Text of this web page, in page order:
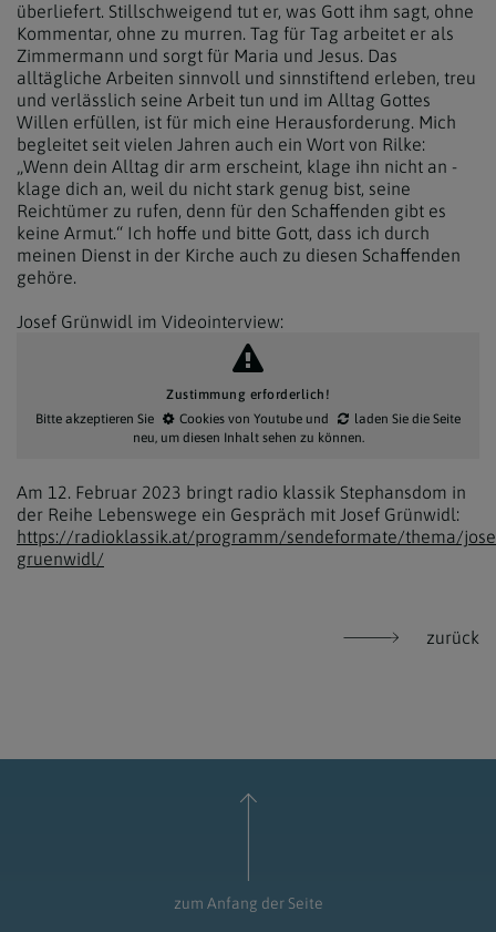
überliefert. Stillschweigend tut er, was Gott ihm sagt, ohne
Kommentar, ohne zu murren. Tag für Tag arbeitet er als
Zimmermann und sorgt für Maria und Jesus. Das
alltägliche Arbeiten sinnvoll und sinnstiftend erleben, treu
und verlässlich seine Arbeit tun und im Alltag Gottes
Willen erfüllen, ist für mich eine Herausforderung. Mich
begleitet seit vielen Jahren auch ein Wort von Rilke:
„Wenn dein Alltag dir arm erscheint, klage ihn nicht an -
klage dich an, weil du nicht stark genug bist, seine
Reichtümer zu rufen, denn für den Schaffenden gibt es
keine Armut.“ Ich hoffe und bitte Gott, dass ich durch
meinen Dienst in der Kirche auch zu diesen Schaffenden
gehöre.
Josef Grünwidl im Videointerview:
Zustimmung erforderlich!
Bitte akzeptieren Sie
Cookies von Youtube und
laden Sie die Seite
neu, um diesen Inhalt sehen zu können.
Am 12. Februar 2023 bringt radio klassik Stephansdom in
der Reihe Lebenswege ein Gespräch mit Josef Grünwidl:
https://radioklassik.at/programm/sendeformate/thema/
gruenwidl/
zurück
zum Anfang der Seite